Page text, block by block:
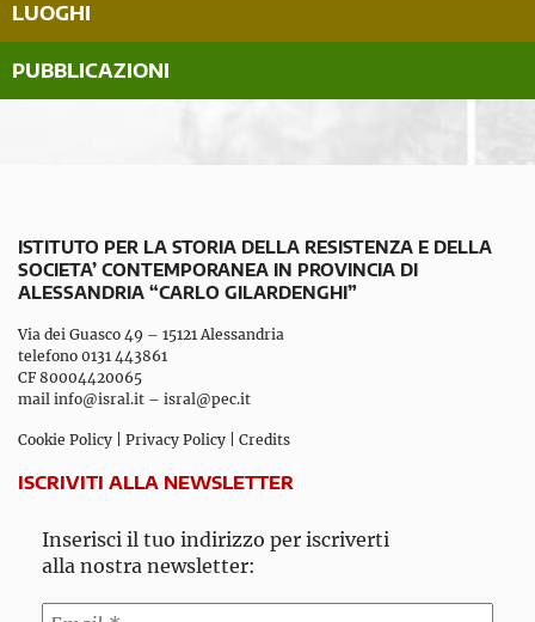
LUOGHI
PUBBLICAZIONI
ISTITUTO PER LA STORIA DELLA RESISTENZA E DELLA
SOCIETA’ CONTEMPORANEA IN PROVINCIA DI
ALESSANDRIA “CARLO GILARDENGHI”
Via dei Guasco 49 – 15121 Alessandria
telefono 0131 443861
CF 80004420065
mail info@isral.it – isral@pec.it
Cookie Policy Privacy Policy Credits
ISCRIVITI ALLA NEWSLETTER
Inserisci il tuo indirizzo per iscriverti
alla nostra newsletter: